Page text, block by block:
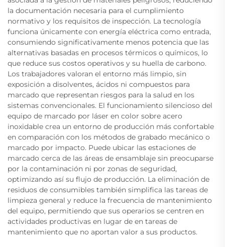
la documentación necesaria para el cumplimiento
normativo y los requisitos de inspección. La tecnología
funciona únicamente con energía eléctrica como entrada,
consumiendo significativamente menos potencia que las
alternativas basadas en procesos térmicos o químicos, lo
que reduce sus costos operativos y su huella de carbono.
Los trabajadores valoran el entorno más limpio, sin
exposición a disolventes, ácidos ni compuestos para
marcado que representan riesgos para la salud en los
sistemas convencionales. El funcionamiento silencioso del
equipo de marcado por láser en color sobre acero
inoxidable crea un entorno de producción más confortable
en comparación con los métodos de grabado mecánico o
marcado por impacto. Puede ubicar las estaciones de
marcado cerca de las áreas de ensamblaje sin preocuparse
por la contaminación ni por zonas de seguridad,
optimizando así su flujo de producción. La eliminación de
residuos de consumibles también simplifica las tareas de
limpieza general y reduce la frecuencia de mantenimiento
del equipo, permitiendo que sus operarios se centren en
actividades productivas en lugar de en tareas de
mantenimiento que no aportan valor a sus productos.